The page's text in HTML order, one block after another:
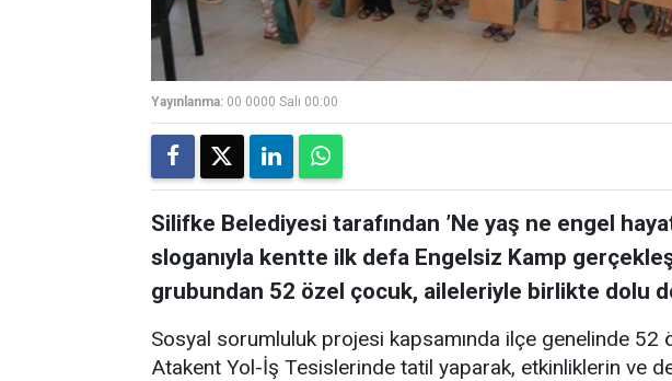
Yayınlanma: 00 0000 Salı 00:00
Silifke Belediyesi tarafından ’Ne yaş ne engel
sloganıyla kentte ilk defa Engelsiz Kamp
grubundan 52 özel çocuk, aileleriyle birlikte dolu
Sosyal sorumluluk projesi kapsamında ilçe genelinde 52
Atakent Yol-İş Tesislerinde tatil yaparak, etkinliklerin ve